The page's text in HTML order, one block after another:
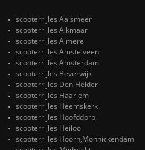
scooterrijles Aalsmeer
scooterrijles Alkmaar
scooterrijles Almere
scooterrijles Amstelveen
scooterrijles Amsterdam
scooterrijles Beverwijk
scooterrijles Den Helder
scooterrijles Haarlem
scooterrijles Heemskerk
scooterrijles Hoofddorp
scooterrijles Heiloo
scooterrijles Hoorn,Monnickendam